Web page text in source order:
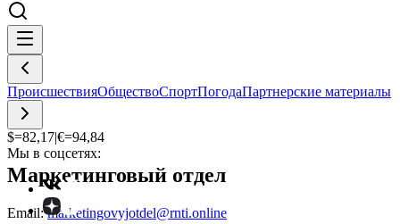
ПроисшествияОбществоСпортПогодаПартнерские материалы
$=82,17|€=94,84
Мы в соцсетях:
Маркетинговый отдел
Email: marketingovyjotdel@rnti.online